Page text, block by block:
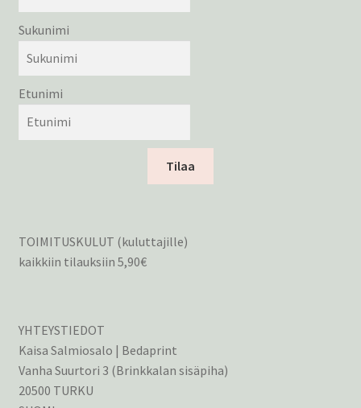
Sukunimi
Etunimi
Tilaa
TOIMITUSKULUT (kuluttajille)
kaikkiin tilauksiin 5,90€
YHTEYSTIEDOT
Kaisa Salmiosalo | Bedaprint
Vanha Suurtori 3 (Brinkkalan sisäpiha)
20500 TURKU